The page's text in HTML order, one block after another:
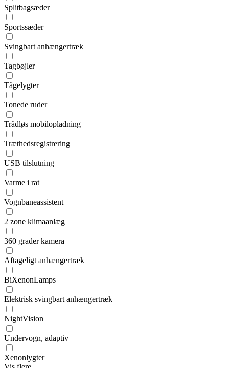
Splitbagsæder
Sportssæder
Svingbart anhængertræk
Tagbøjler
Tågelygter
Tonede ruder
Trådløs mobilopladning
Træthedsregistrering
USB tilslutning
Varme i rat
Vognbaneassistent
2 zone klimaanlæg
360 grader kamera
Aftageligt anhængertræk
BiXenonLamps
Elektrisk svingbart anhængertræk
NightVision
Undervogn, adaptiv
Xenonlygter